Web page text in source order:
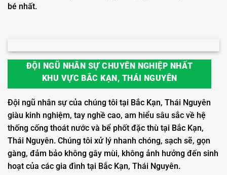
bé nhất.
ĐỘI NGŨ NHÂN SỰ CHUYÊN NGHIỆP NHẤT
KHU VỰC BẮC KẠN, THÁI NGUYÊN
Đội ngũ nhân sự của chúng tôi tại Bắc Kạn, Thái Nguyên
giàu kinh nghiệm, tay nghề cao, am hiểu sâu sắc về hệ
thống cống thoát nước và bể phốt đặc thù tại Bắc Kạn,
Thái Nguyên. Chúng tôi xử lý nhanh chóng, sạch sẽ, gọn
gàng, đảm bảo không gây mùi, không ảnh hưởng đến sinh
hoạt của các gia đình tại Bắc Kạn, Thái Nguyên.